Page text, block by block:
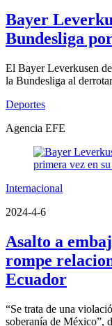
Bayer
Bundesliga
El Bayer Leverkusen
la Bundesliga al
Deportes
Agencia EFE
Internacional
2024-4-6
Asalto a
rompe
Ecuador
“Se trata de una
soberanía de México”,